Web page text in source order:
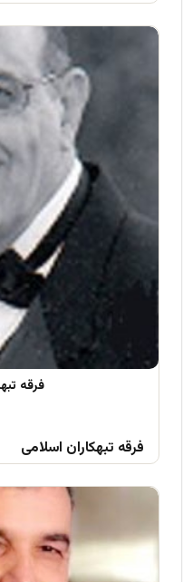
فرقه تبهکاران اسلامی